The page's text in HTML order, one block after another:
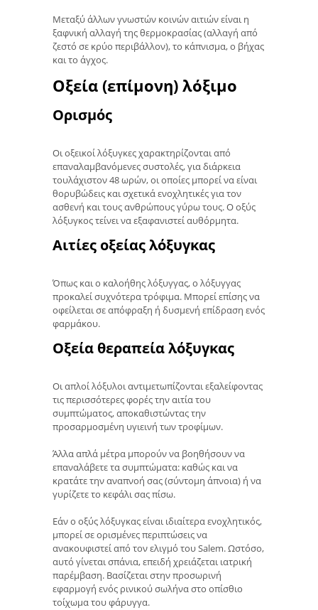
Μεταξύ άλλων γνωστών κοινών αιτιών είναι η
ξαφνική αλλαγή της θερμοκρασίας (αλλαγή από
ζεστό σε κρύο περιβάλλον), το κάπνισμα, ο βήχας
και το άγχος.
Οξεία (επίμονη) λόξιμο
Ορισμός
Οι οξεικοί λόξυγκες χαρακτηρίζονται από
επαναλαμβανόμενες συστολές, για διάρκεια
τουλάχιστον 48 ωρών, οι οποίες μπορεί να είναι
θορυβώδεις και σχετικά ενοχλητικές για τον
ασθενή και τους ανθρώπους γύρω τους. Ο οξύς
λόξυγκος τείνει να εξαφανιστεί αυθόρμητα.
Αιτίες οξείας λόξυγκας
Όπως και ο καλοήθης λόξυγγας, ο λόξυγγας
προκαλεί συχνότερα τρόφιμα. Μπορεί επίσης να
οφείλεται σε απόφραξη ή δυσμενή επίδραση ενός
φαρμάκου.
Οξεία θεραπεία λόξυγκας
Οι απλοί λόξυλοι αντιμετωπίζονται εξαλείφοντας
τις περισσότερες φορές την αιτία του
συμπτώματος, αποκαθιστώντας την
προσαρμοσμένη υγιεινή των τροφίμων.
Άλλα απλά μέτρα μπορούν να βοηθήσουν να
επαναλάβετε τα συμπτώματα: καθώς και να
κρατάτε την αναπνοή σας (σύντομη άπνοια) ή να
γυρίζετε το κεφάλι σας πίσω.
Εάν ο οξύς λόξυγκας είναι ιδιαίτερα ενοχλητικός,
μπορεί σε ορισμένες περιπτώσεις να
ανακουφιστεί από τον ελιγμό του Salem. Ωστόσο,
αυτό γίνεται σπάνια, επειδή χρειάζεται ιατρική
παρέμβαση. Βασίζεται στην προσωρινή
εφαρμογή ενός ρινικού σωλήνα στο οπίσθιο
τοίχωμα του φάρυγγα.